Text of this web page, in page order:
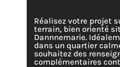
Réalisez votre projet
terrain, bien orienté
Dannnemarie.
dans un quartier
souhaitez des
complémentaires